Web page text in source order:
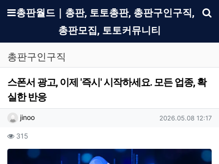
메뉴
총판월드｜총판, 토토총판, 총판구인구직,
총판모집, 토토커뮤니티
총판구인구직
스폰서 광고, 이제 '즉시' 시작하세요. 모든 업종, 확
실한 반응
작성자 정보
jinoo작성 작성일
2026.05.08 12:17
컨텐츠 정보
315
본문